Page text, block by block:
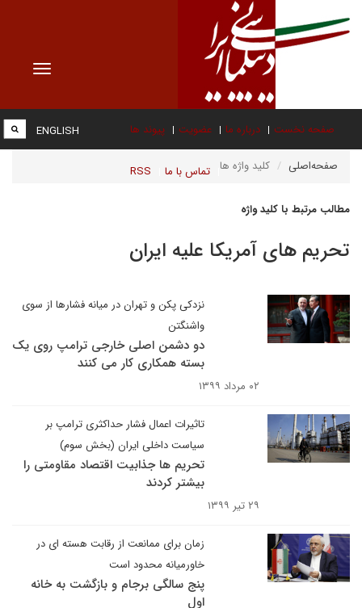
Toggle
صفحه نخست درباره ما عضویت پیوند ها
تماس با ما RSS
ENGLISH
صفحه‌اصلی کلید واژه ها
مطالب مرتبط با کلید واژه
تحریم های آمریکا علیه ایران
نزدکی پکن و تهران در میانه فشارها از سوی
واشنگتن
دو دشمن اصلی خارجی ترامپ روی یک
بسته همکاری کار می کنند
۰۲ مرداد ۱۳۹۹
تاثیرات اعمال فشار حداکثری ترامپ بر
سیاست داخلی ایران (بخش سوم) ​​​​​​​
تحریم ها جذابیت اقتصاد مقاومتی را
بیشتر کردند
۲۹ تیر ۱۳۹۹
زمان برای ممانعت از رقابت هسته ای در
خاورمیانه محدود است
پنج سالگی برجام و بازگشت به خانه
اول